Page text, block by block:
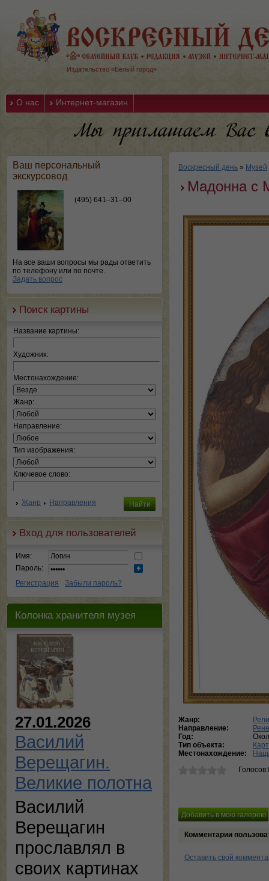
Издательство «Белый город»
О нас Интернет-магазин
Ваш персональный
экскурсовод
(495) 641–31–00
На все ваши вопросы мы рады ответить
по телефону или по почте.
Задать вопрос
Поиск картины
Название картины:
Художник:
Местонахождение:
Жанр:
Направление:
Тип изображения:
Ключевое слово:
Жанр Направления
Вход для пользователей
Имя:
Пароль:
Регистрация
Забыли пароль?
Колонка хранителя музея
27.01.2026
Василий
Верещагин.
Великие полотна
Василий
Верещагин
прославлял в
своих картинах
Воскресный день » Музей
Мадонна с
Жанр:
Направление:
Год:
Тип объекта:
Местонахождение:
Комментарии
Оставить свой